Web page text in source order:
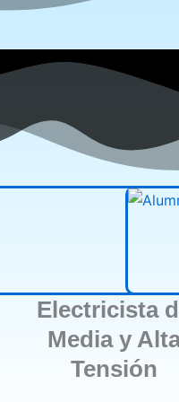
Electricista
Media y
Tensión